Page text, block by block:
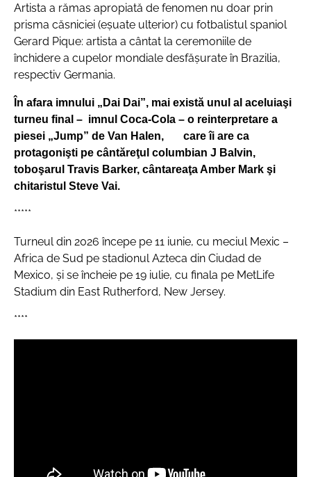
Artista a rămas apropiată de fenomen nu doar prin
prisma căsniciei (eşuate ulterior) cu fotbalistul spaniol
Gerard Pique: artista a cântat la ceremoniile de
închidere a cupelor mondiale desfăşurate în Brazilia,
respectiv Germania.
În afara imnului „Dai Dai”, mai există unul al aceluiaşi
turneu final – imnul Coca-Cola – o reinterpretare a
piesei „Jump” de Van Halen, care îi are ca
protagonişti pe cântăreţul columbian J Balvin,
toboşarul Travis Barker, cântareaţa Amber Mark şi
chitaristul Steve Vai.
*****
Turneul din 2026 începe pe 11 iunie, cu meciul Mexic –
Africa de Sud pe stadionul Azteca din Ciudad de
Mexico, şi se încheie pe 19 iulie, cu finala pe MetLife
Stadium din East Rutherford, New Jersey.
****